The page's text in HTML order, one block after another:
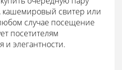
кашемировый свитер или
случае посещение
посетителям
и элегантности.